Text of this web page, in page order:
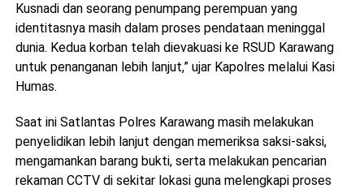
Kusnadi dan seorang penumpang perempuan yang
identitasnya masih dalam proses pendataan meninggal
dunia. Kedua korban telah dievakuasi ke RSUD Karawang
untuk penanganan lebih lanjut,” ujar Kapolres melalui Kasi
Humas.
Saat ini Satlantas Polres Karawang masih melakukan
penyelidikan lebih lanjut dengan memeriksa saksi-saksi,
mengamankan barang bukti, serta melakukan pencarian
rekaman CCTV di sekitar lokasi guna melengkapi proses